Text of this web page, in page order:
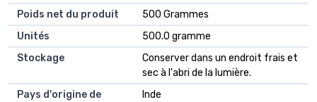
Poids net du produit
‎500 Grammes
Unités
‎500.0 gramme
Stockage
‎Conserver dans un endroit frais et
sec à l'abri de la lumière.
Pays d'origine de
‎Inde